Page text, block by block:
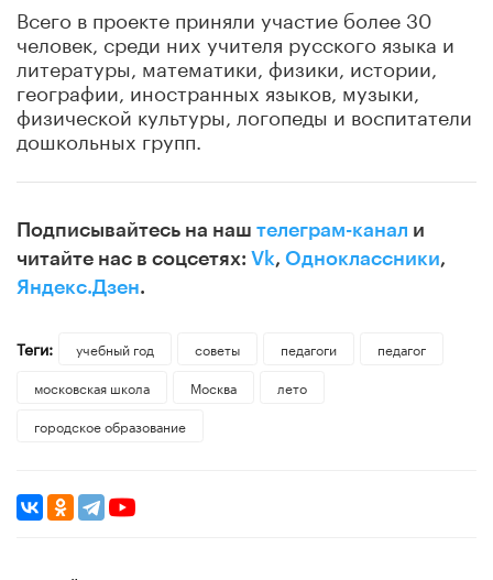
Всего в проекте приняли участие более 30
человек, среди них учителя русского языка и
литературы, математики, физики, истории,
географии, иностранных языков, музыки,
физической культуры, логопеды и воспитатели
дошкольных групп.
Подписывайтесь на наш телеграм-канал и
читайте нас в соцсетях: Vk, Одноклассники,
Яндекс.Дзен.
Теги: учебный год советы педагоги
педагог
московская школа
Москва
лето
городское образование